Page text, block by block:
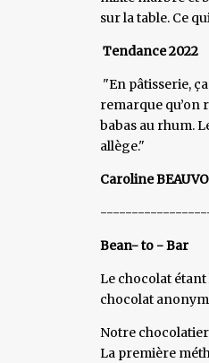
sur la table. Ce
Tendance 2022
"En pâtisserie,
remarque qu’on
babas au rhum.
allège."
Caroline
Bean- to - Bar
Le chocolat
chocolat
Notre
La première